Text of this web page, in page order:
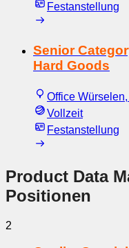
Festanstellung
Senior
Hard Goods
Office
Vollzeit
Festanstellung
Product Data
Positionen
2